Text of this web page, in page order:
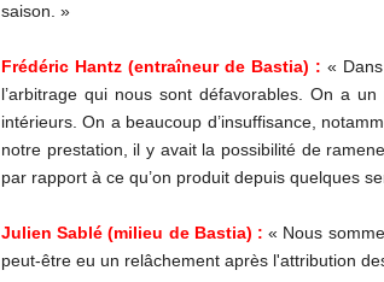
saison. »
Frédéric Hantz (entraîneur de Bastia) : «
l’arbitrage qui nous sont défavorables. On a
intérieurs. On a beaucoup d’insuffisance,
notre prestation, il y avait la possibilité de
par rapport à ce qu’on produit depuis quelques
Julien Sablé (milieu de Bastia) : « Nous
peut-être eu un relâchement après l'attribution